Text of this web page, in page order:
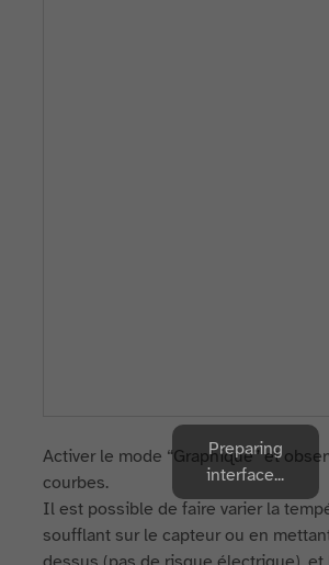
Activer le mode “Graphique” et
courbes.
Il est possible de faire varier la
soufflant sur le capteur ou en
Preparing
interface...